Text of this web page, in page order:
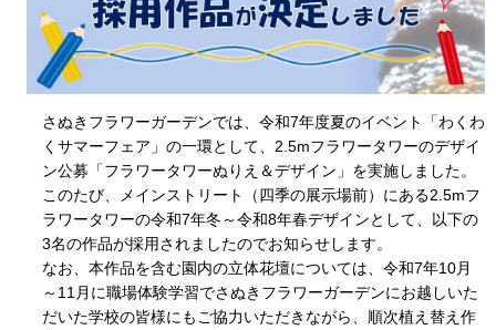
さぬきフラワーガーデンでは、令和7年度夏のイベント「わくわ
くサマーフェア」の一環として、2.5mフラワータワーのデザイ
ン公募「フラワータワーぬりえ＆デザイン」を実施しました。
このたび、メインストリート（四季の展示場前）にある2.5mフ
ラワータワーの令和7年冬～令和8年春デザインとして、以下の
3名の作品が採用されましたのでお知らせします。
なお、本作品を含む園内の立体花壇については、令和7年10月
～11月に職場体験学習でさぬきフラワーガーデンにお越しいた
だいた学校の皆様にもご協力いただきながら、順次植え替え作